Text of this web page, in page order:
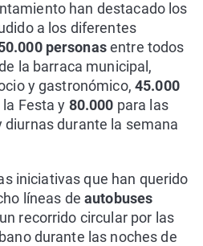
han destacado los
a los diferentes
personasentre todos
la barraca municipal,
y gastronómico, 45.000
Festa y 80.000 para las
durante la semana
iniciativas que han querido
líneas deautobuses
recorrido circular por las
durante las noches de